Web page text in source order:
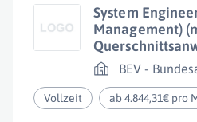
System
Management)
BEV -
Vollzeit ab 4.844,31€ pro